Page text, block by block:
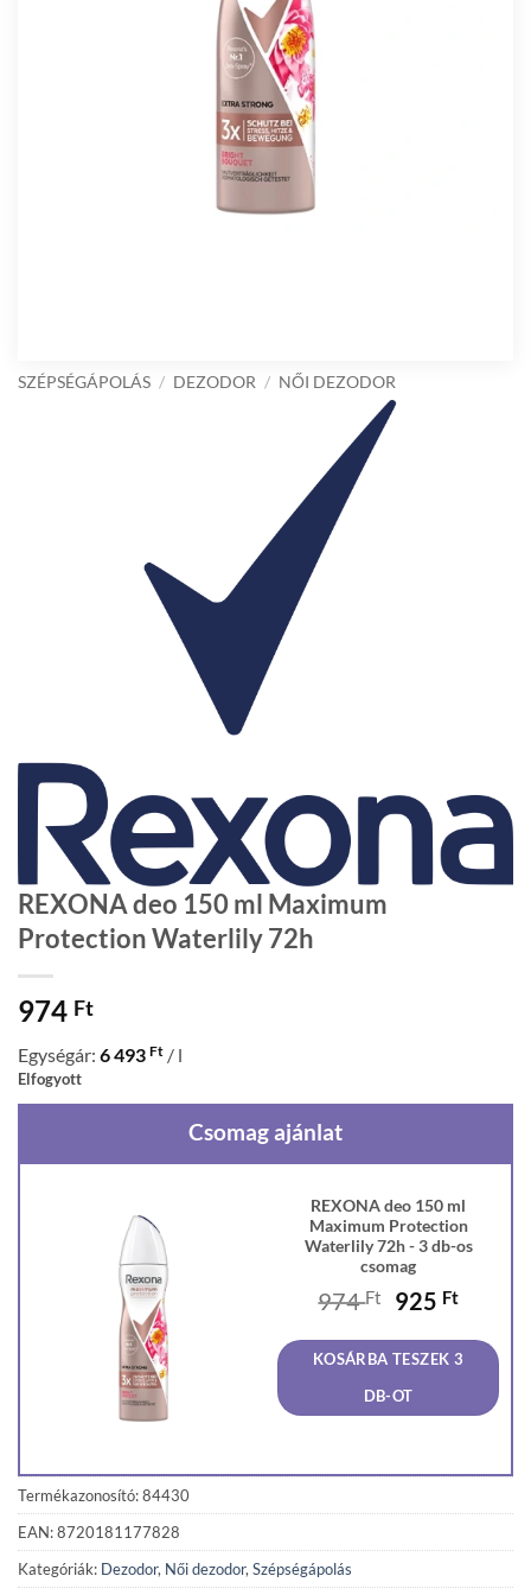
SZÉPSÉGÁPOLÁS / DEZODOR / NŐI DEZODOR
REXONA deo 150 ml Maximum
Protection Waterlily 72h
974 Ft
Egységár: 6 493 Ft / l
Elfogyott
Csomag ajánlat
REXONA deo 150 ml
Maximum Protection
Waterlily 72h - 3 db-os
csomag
974Ft
Original
was:
974 Ft.
925 Ft
is:
925
KOSÁRBA TESZEK 3
DB-OT
Termékazonosító: 84430
EAN: 8720181177828
Kategóriák: Dezodor, Női dezodor, Szépségápolás